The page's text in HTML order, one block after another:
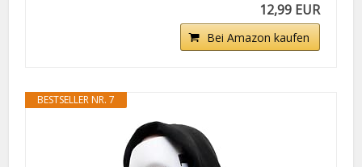
12,99 EUR
Bei Amazon kaufen
BESTSELLER NR. 7